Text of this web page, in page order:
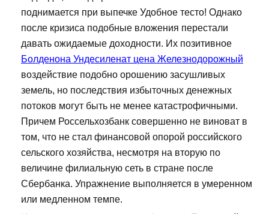
поднимается при выпечке Удобное тесто! Однако
после кризиса подобные вложения перестали
давать ожидаемые доходности. Их позитивное
Болденона Ундесиленат цена Железнодорожный
воздействие подобно орошению засушливых
земель, но последствия избыточных денежных
потоков могут быть не менее катастрофичными.
Причем Россельхозбанк совершенно не виноват в
том, что не стал финансовой опорой российского
сельского хозяйства, несмотря на вторую по
величине филиальную сеть в стране после
Сбербанка. Упражнение выполняется в умеренном
или медленном темпе.